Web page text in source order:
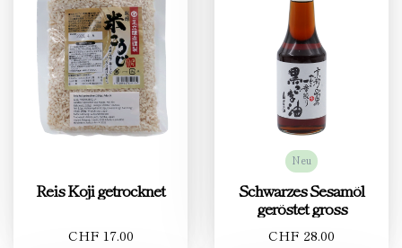
Reis Koji getrocknet
CHF 17.00
Neu
Schwarzes Sesamöl
geröstet gross
CHF 28.00